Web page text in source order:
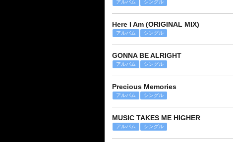
アルバム シングル
Here I Am (ORIGINAL MIX)
アルバム シングル
GONNA BE ALRIGHT
アルバム シングル
Precious Memories
アルバム シングル
MUSIC TAKES ME HIGHER
アルバム シングル